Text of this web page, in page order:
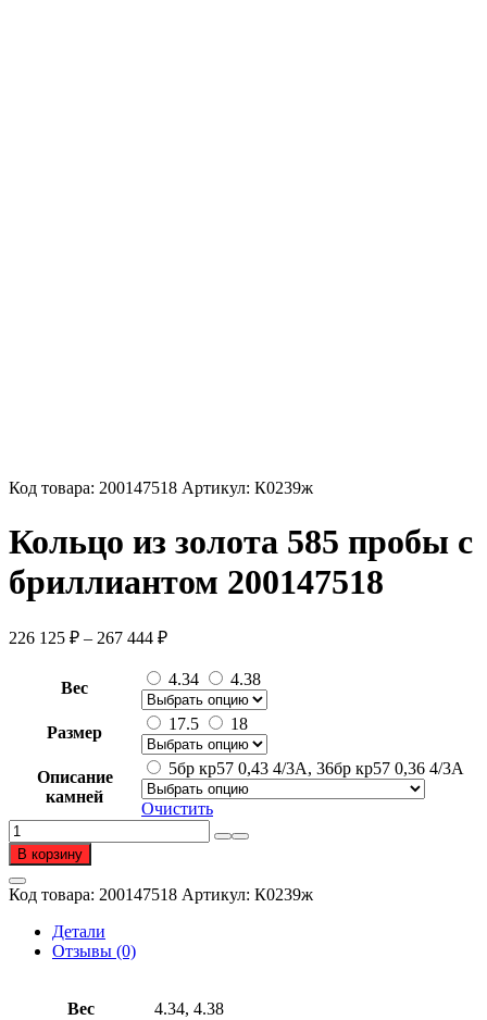
Код товара: 200147518 Артикул: К0239ж
Кольцо из золота 585 пробы с
бриллиантом 200147518
226 125 ₽ – 267 444 ₽Диапазон
226
125 ₽
–
267
444 ₽
Вес 4.34 4.38
Размер 17.5 18
Описание
камней
5бр кр57 0,43 4/3А, 36бр кр57 0,36 4/3А
Очистить
Количество
товара
Кольцо
из
золота
пробы
В корзину
Код товара: 200147518 Артикул: К0239ж
Детали
Отзывы (0)
Вес 4.34, 4.38